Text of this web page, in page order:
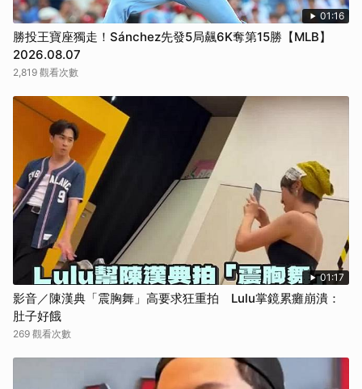
01:16
勝投王寶座獨走！Sánchez先發5局飆6K奪第15勝【MLB】
2026.08.07
2,819 觀看次數
01:17
影音／陳漢典「震胸舞」高要求狂重拍 Lulu掌鏡累癱崩潰：
肚子好餓
269 觀看次數